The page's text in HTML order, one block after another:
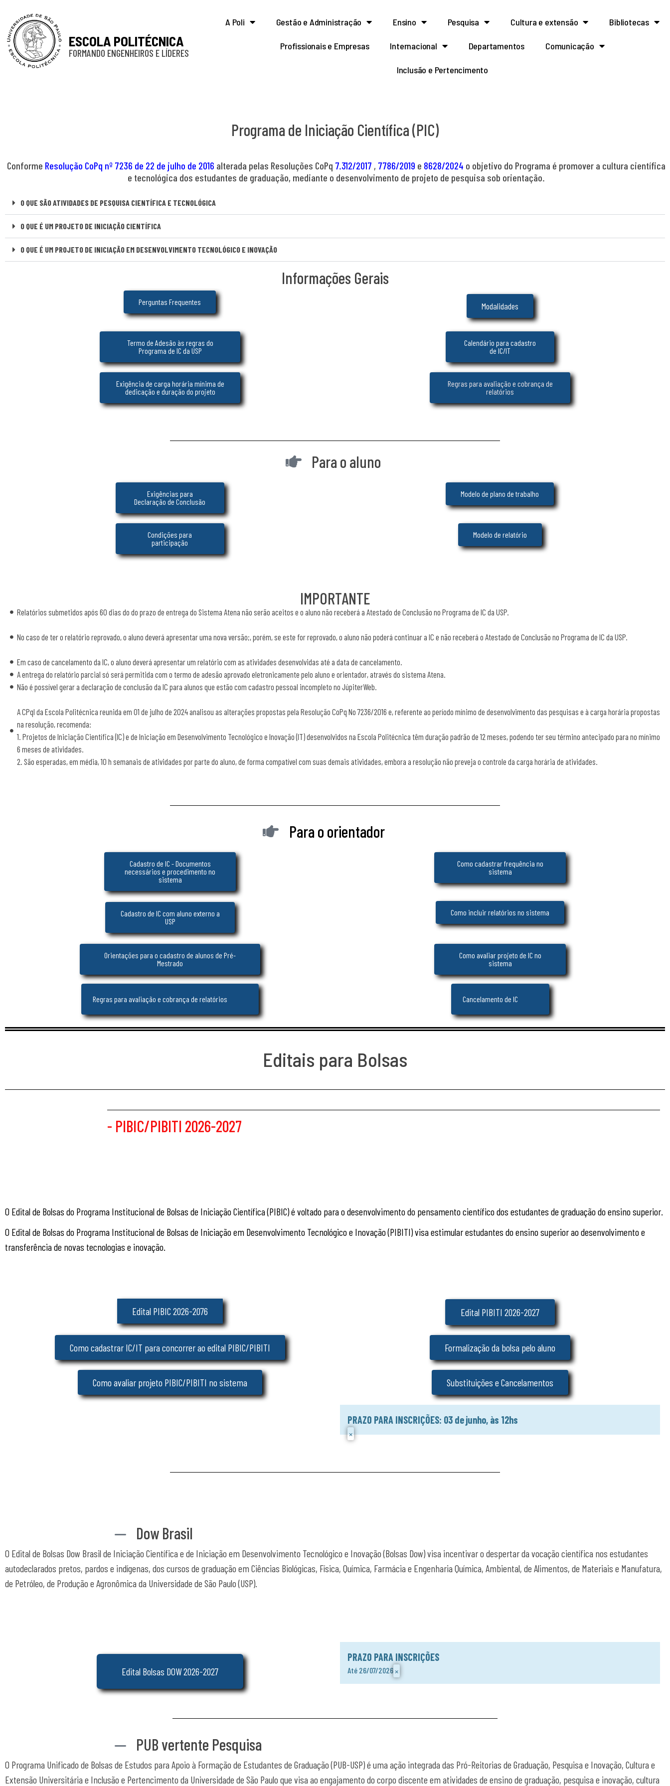
ESCOLA POLITÉCNICA
FORMANDO ENGENHEIROS E LÍDERES
A Poli Gestão e Administração Ensino Pesquisa Cultura e extensão Bibliotecas
Profissionais e Empresas Internacional Departamentos Comunicação
Inclusão e Pertencimento
Programa de Iniciação Científica (PIC)
Conforme Resolução CoPq nº 7236 de 22 de julho de 2016 alterada pelas Resoluções CoPq 7.312/2017 , 7786/2019 e 8628/2024 o objetivo do Programa é promover a cultura científica
e tecnológica dos estudantes de graduação, mediante o desenvolvimento de projeto de pesquisa sob orientação.
O QUE SÃO ATIVIDADES DE PESQUISA CIENTÍFICA E TECNOLÓGICA
O QUE É UM PROJETO DE INICIAÇÃO CIENTÍFICA
O QUE É UM PROJETO DE INICIAÇÃO EM DESENVOLVIMENTO TECNOLÓGICO E INOVAÇÃO
Informações Gerais
Perguntas Frequentes Modalidades
Termo de Adesão às regras do
Programa de IC da USP
Calendário para cadastro
de IC/IT
Exigência de carga horária mínima de
dedicação e duração do projeto
Regras para avaliação e cobrança de
relatórios
Para o aluno
Exigências para
Declaração de Conclusão
Modelo de plano de trabalho
Condições para
participação
Modelo de relatório
IMPORTANTE
Relatórios submetidos após 60 dias do do prazo de entrega do Sistema Atena não serão aceitos e o aluno não receberá a Atestado de Conclusão no Programa de IC da USP.
No caso de ter o relatório reprovado, o aluno deverá apresentar uma nova versão;, porém, se este for reprovado, o aluno não poderá continuar a IC e não receberá o Atestado de Conclusão no Programa de IC da USP.
Em caso de cancelamento da IC, o aluno deverá apresentar um relatório com as atividades desenvolvidas até a data de cancelamento.
A entrega do relatório parcial só será permitida com o termo de adesão aprovado eletronicamente pelo aluno e orientador, através do sistema Atena.
Não é possível gerar a declaração de conclusão da IC para alunos que estão com cadastro pessoal incompleto no JúpiterWeb.
A CPqI da Escola Politécnica reunida em 01 de julho de 2024 analisou as alterações propostas pela Resolução CoPq No 7236/2016 e, referente ao período mínimo de desenvolvimento das pesquisas e à carga horária propostas
na resolução, recomenda:
1. Projetos de Iniciação Científica (IC) e de Iniciação em Desenvolvimento Tecnológico e Inovação (IT) desenvolvidos na Escola Politécnica têm duração padrão de 12 meses, podendo ter seu término antecipado para no mínimo
6 meses de atividades.
2. São esperadas, em média, 10 h semanais de atividades por parte do aluno, de forma compatível com suas demais atividades, embora a resolução não preveja o controle da carga horária de atividades.
Para o orientador
Cadastro de IC - Documentos
necessários e procedimento no
sistema
Como cadastrar frequência no
sistema
Cadastro de IC com aluno externo a
USP
Como incluir relatórios no sistema
Orientações para o cadastro de alunos de Pré-
Mestrado
Como avaliar projeto de IC no
sistema
Regras para avaliação e cobrança de relatórios Cancelamento de IC
Editais para Bolsas
- PIBIC/PIBITI 2026-2027
O Edital de Bolsas do Programa Institucional de Bolsas de Iniciação Científica (PIBIC) é voltado para o desenvolvimento do pensamento científico dos estudantes de graduação do ensino superior.
O Edital de Bolsas do Programa Institucional de Bolsas de Iniciação em Desenvolvimento Tecnológico e Inovação (PIBITI) visa estimular estudantes do ensino superior aodesenvolvimento e
transferência de novas tecnologias e inovação.
Edital PIBIC 2026-2076 Edital PIBITI 2026-2027
Como cadastrar IC/IT para concorrer ao edital PIBIC/PIBITI Formalização da bolsa pelo aluno
Como avaliar projeto PIBIC/PIBITI no sistema Substituições e Cancelamentos
PRAZO PARA INSCRIÇÕES: 03 de junho, às 12hs
×
Dow Brasil
O Edital de Bolsas Dow Brasil de Iniciação Científica e de Iniciação em Desenvolvimento Tecnológico e Inovação (Bolsas Dow) visa incentivar o despertar da vocação científica nos estudantes
autodeclarados pretos, pardos e indígenas, dos cursos de graduação em Ciências Biológicas, Física, Química, Farmácia e Engenharia Química, Ambiental, de Alimentos, de Materiais e Manufatura,
de Petróleo, de Produção e Agronômica da Universidade de São Paulo (USP).
Edital Bolsas DOW 2026-2027
PRAZO PARA INSCRIÇÕES
Até 26/07/2026 ×
PUB vertente Pesquisa
O Programa Unificado de Bolsas de Estudos para Apoio à Formação de Estudantes de Graduação (PUB-USP) é uma ação integrada das Pró-Reitorias de Graduação, Pesquisa e Inovação, Cultura e
Extensão Universitária e Inclusão e Pertencimento da Universidade de São Paulo que visa ao engajamento do corpo discente em atividades de ensino de graduação, pesquisa e inovação, cultura